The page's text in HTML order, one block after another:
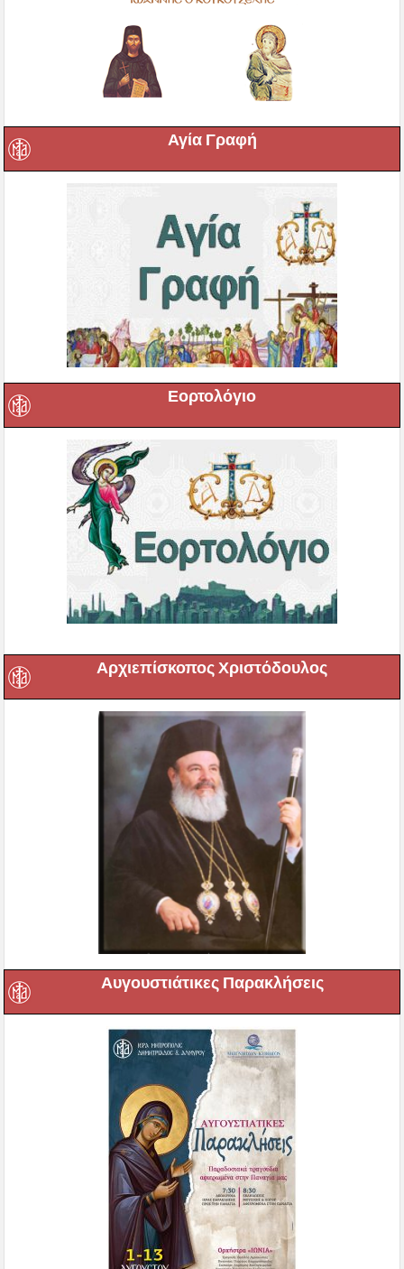
Αγία Γραφή
Εορτολόγιο
Αρχιεπίσκοπος Χριστόδουλος
Αυγουστιάτικες Παρακλήσεις